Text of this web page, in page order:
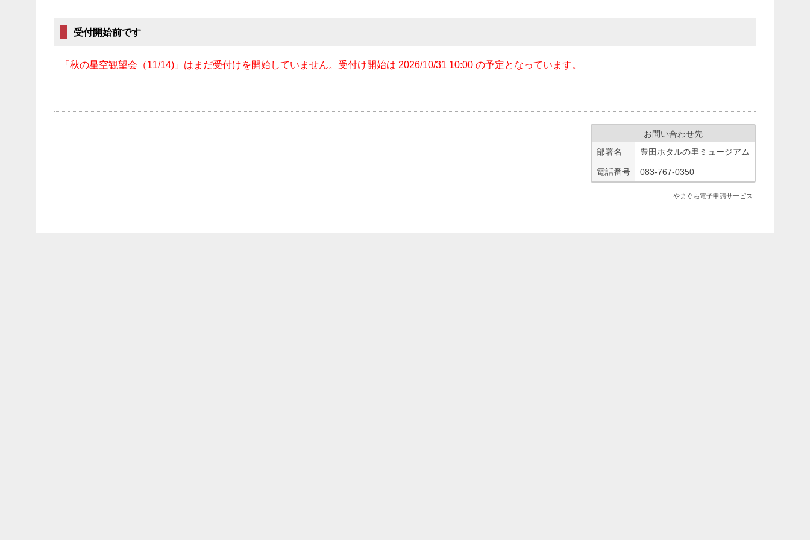
受付開始前です
「秋の星空観望会（11/14)」はまだ受付けを開始していません。受付け開始は 2026/10/31 10:00 の予定となっています。
お問い合わせ先
部署名
豊田ホタルの里ミュージアム
電話番号 083-767-0350
やまぐち電子申請サービス